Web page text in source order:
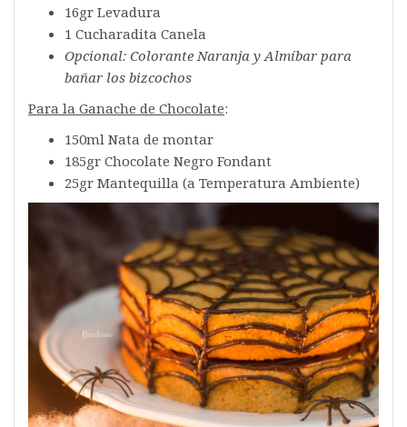
16gr Levadura
1 Cucharadita Canela
Opcional: Colorante Naranja y Almíbar para
bañar los bizcochos
Para la Ganache de Chocolate:
150ml Nata de montar
185gr Chocolate Negro Fondant
25gr Mantequilla (a Temperatura Ambiente)